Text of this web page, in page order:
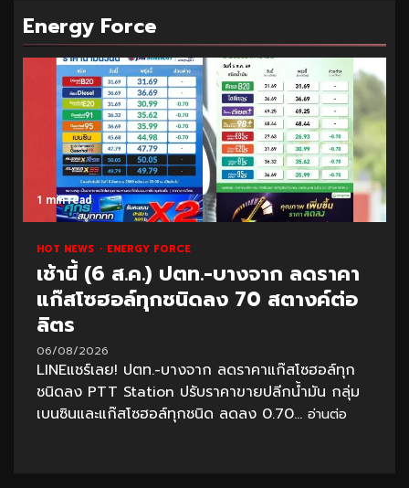
Energy Force
1 min read
HOT NEWS ENERGY FORCE
เช้านี้ (6 ส.ค.) ปตท.-บางจาก ลดราคา
แก๊สโซฮอล์ทุกชนิดลง 70 สตางค์ต่อ
ลิตร
06/08/2026
LINEแชร์เลย! ปตท.-บางจาก ลดราคาแก๊สโซฮอล์ทุก
ชนิดลง PTT Station ปรับราคาขายปลีกน้ำมัน กลุ่ม
เบนซินและแก๊สโซฮอล์ทุกชนิด ลดลง 0.70... อ่านต่อ